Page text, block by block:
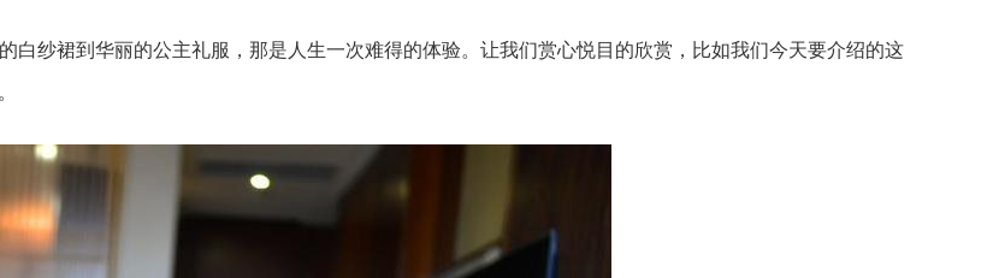
白纱裙到华丽的公主礼服，那是人生一次难得的体验。让我们赏心悦目的欣赏，比如我们今天要介绍的这